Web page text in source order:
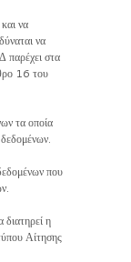
να
να
παρέχει στα
16 του
τα οποία
που
διατηρεί η
Αίτησης